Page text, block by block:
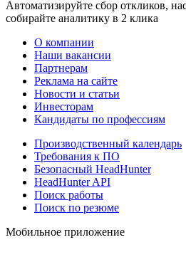
Автоматизируйте сбор откликов,
собирайте аналитику в 2 клика
О компании
Наши вакансии
Партнерам
Реклама на сайте
Новости и статьи
Инвесторам
Кандидаты по профессиям
Производственный календарь
Требования к ПО
Безопасный HeadHunter
HeadHunter API
Поиск работы
Поиск по резюме
Мобильное приложение